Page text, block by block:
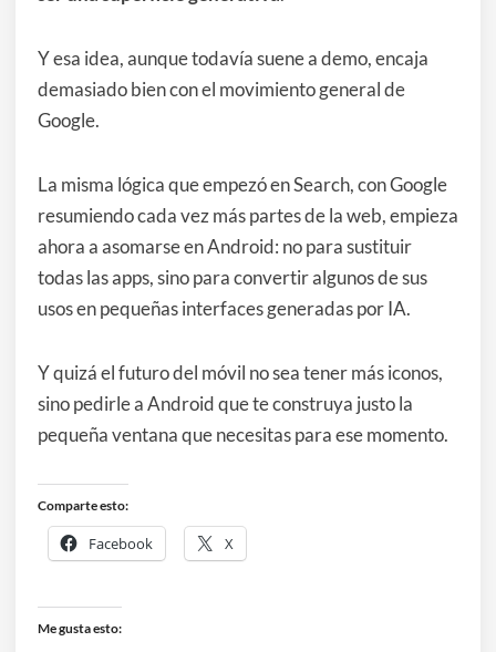
Y esa idea, aunque todavía suene a demo, encaja
demasiado bien con el movimiento general de
Google.
La misma lógica que empezó en Search, con Google
resumiendo cada vez más partes de la web, empieza
ahora a asomarse en Android: no para sustituir
todas las apps, sino para convertir algunos de sus
usos en pequeñas interfaces generadas por IA.
Y quizá el futuro del móvil no sea tener más iconos,
sino pedirle a Android que te construya justo la
pequeña ventana que necesitas para ese momento.
Comparte esto:
Facebook X
Me gusta esto: